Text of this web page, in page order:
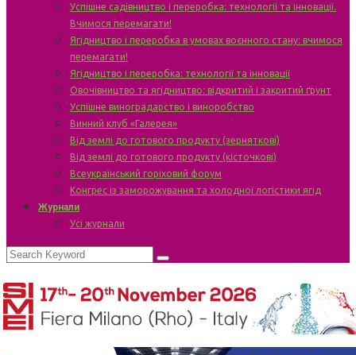
Успішне садівництво і переробка: технології та інновації.
Вчимося перемагати!
Ягідництво і переробка в умовах воєнного стану: вчимося
перемагати!
Ягідництво і переробка: технології та інновації
Овочівництво та ягідництво: відкритий і закритий ґрунт
Успішне виноградарство і виноробство
Винний клуб «Галерея»
Від землі до готового продукту (зерняткові)
Від землі до готового продукту (кісточкові)
Всеукраїнський горіховий форум
Конгрес із заморожування та холодної логістики ягід
Журнали
Усі журнали